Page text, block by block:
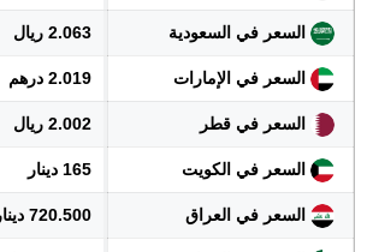
السعر في السعودية 2.063 ريال
السعر في الإمارات 2.019 درهم
السعر في قطر 2.002 ريال
السعر في الكويت 165 دينار
السعر في العراق 720.500 دينار